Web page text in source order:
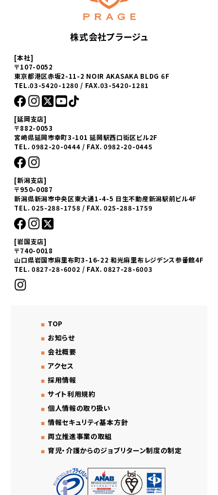
株式会社プラージュ
[本社]
〒107-0052
東京都港区赤坂2-11-2 NOIR AKASAKA BLDG 6F
TEL.03-5420-1280 / FAX.03-5420-1281
[延岡支店]
〒882-0053
宮崎県延岡市幸町3-101 延岡駅西口街区ビル2F
TEL. 0982-20-0444 / FAX. 0982-20-0445
[新潟支店]
〒950-0087
新潟県新潟市中央区東大通1-4-5 日生不動産新潟駅前ビル4F
TEL. 025-288-1758 / FAX. 025-288-1759
[岩国支店]
〒740-0018
山口県岩国市麻里布町3-16-22 和光麻里布レジデンス参番館4F
TEL. 0827-28-6002 / FAX. 0827-28-6003
TOP
お知らせ
会社概要
アクセス
採用情報
サイト利用規約
個人情報の取り扱い
情報セキュリティ基本方針
両立推進事業の取組
育児・介護からのジョブリターン制度の制定